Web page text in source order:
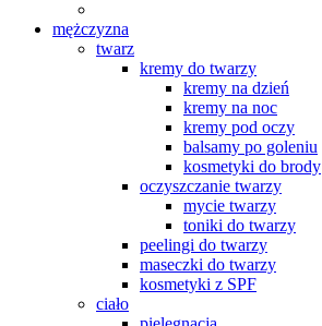
mężczyzna
twarz
kremy do twarzy
kremy na dzień
kremy na noc
kremy pod oczy
balsamy po goleniu
kosmetyki do brody
oczyszczanie twarzy
mycie twarzy
toniki do twarzy
peelingi do twarzy
maseczki do twarzy
kosmetyki z SPF
ciało